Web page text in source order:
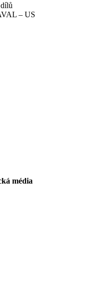
– US
média